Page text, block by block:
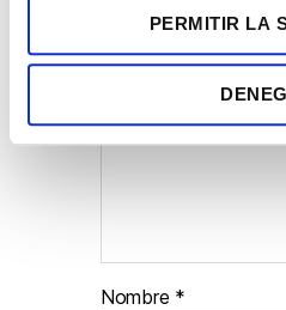
e
PERMITIR LA
Comentario*
Nombre *